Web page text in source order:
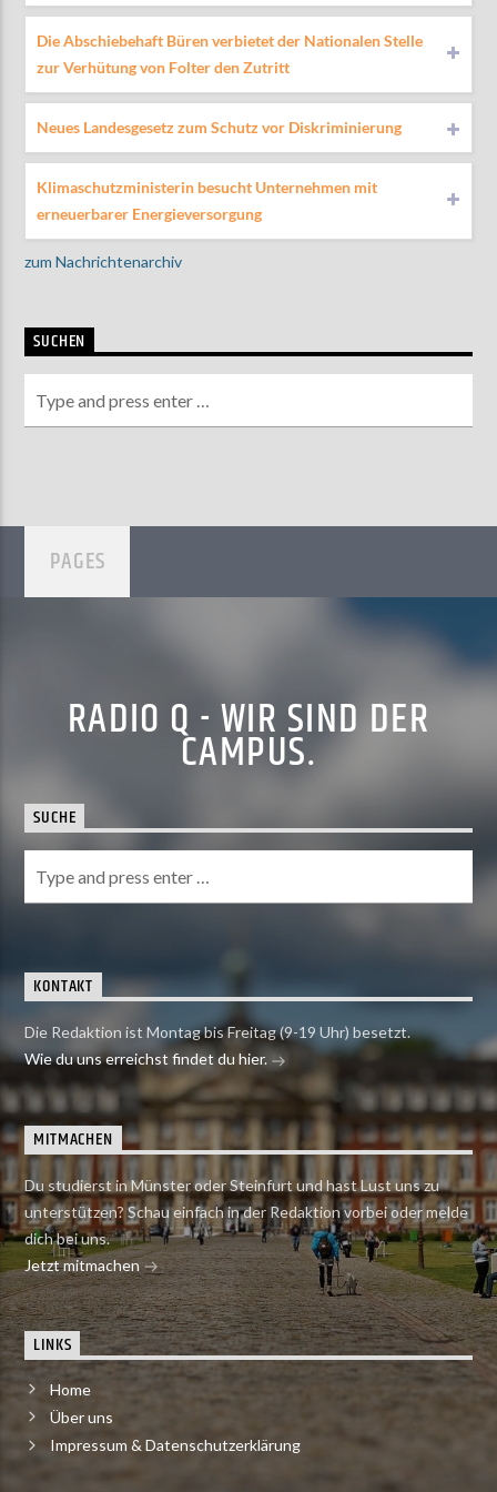
AKTUELLE SENDUNG
MOEBIUS
00:00 09:00
ZU HÖREN INMünster90,9 MHzSteinfurt103,9 MHz
Die Abschiebehaft Büren verbietet der Nationalen Stelle
zur Verhütung von Folter den Zutritt
Neues Landesgesetz zum Schutz vor Diskriminierung
Klimaschutzministerin besucht Unternehmen mit
erneuerbarer Energieversorgung
zum Nachrichtenarchiv
SUCHEN
PAGES
RADIO Q - WIR SIND DER
CAMPUS.
SUCHE
KONTAKT
Die Redaktion ist Montag bis Freitag (9-19 Uhr) besetzt.
Wie du uns erreichst findet du hier.
MITMACHEN
Du studierst in Münster oder Steinfurt und hast Lust uns zu
unterstützen? Schau einfach in der Redaktion vorbei oder melde
dich bei uns.
Jetzt mitmachen
LINKS
Home
Über uns
Impressum & Datenschutzerklärung